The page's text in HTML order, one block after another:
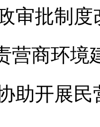
审批制
营商环境
助开展